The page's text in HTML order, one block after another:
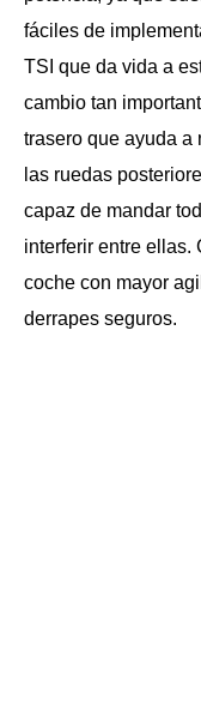
fáciles de
TSI que da vida a
cambio tan
trasero que ayuda a
las ruedas
capaz de mandar
interferir entre ellas.
coche con mayor
derrapes seguros.